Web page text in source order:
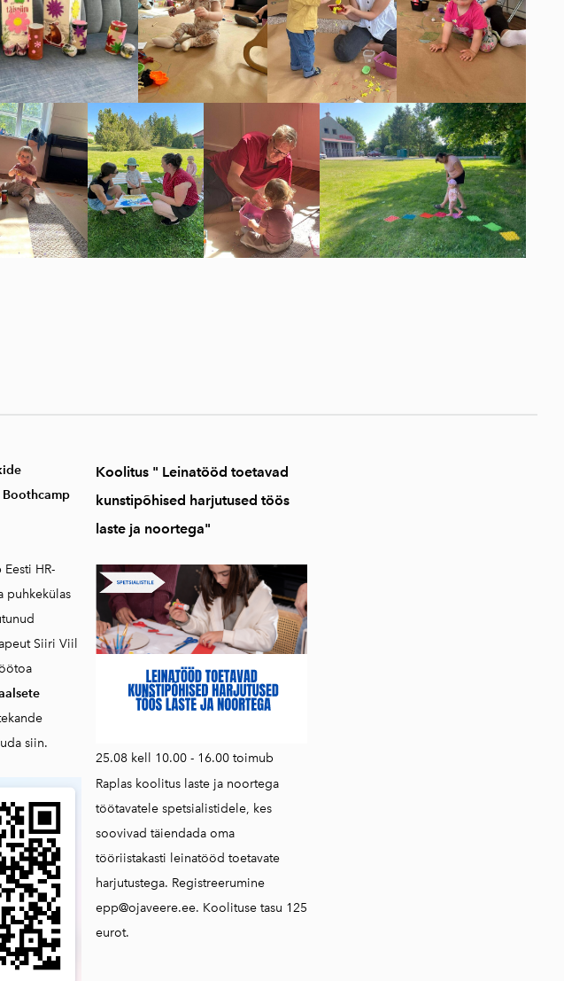
HR-
puhkekülas
Siiri Viil
siin.
Koolitus " Leinatööd toetavad
kunstipõhised harjutused töös
laste ja noortega"
25.08 kell 10.00 - 16.00 toimub
Raplas koolitus laste ja noortega
töötavatele spetsialistidele, kes
soovivad täiendada oma
tööriistakasti leinatööd toetavate
harjutustega. Registreerumine
epp@ojaveere.ee. Koolituse tasu 125
eurot.